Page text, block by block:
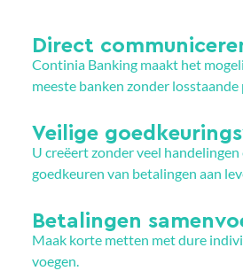
Direct
Continia Banking maakt het
meeste banken zonder
Veilige
U creëert zonder veel
goedkeuren van betalingen aan
Betalingen
Maak korte metten met dure
voegen.